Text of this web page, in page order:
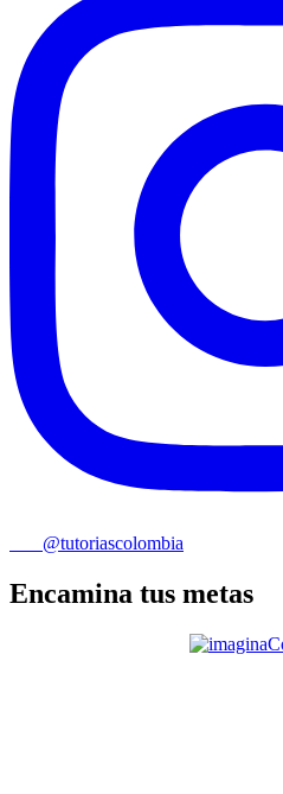
@tutoriascolombia
Encamina tus metas